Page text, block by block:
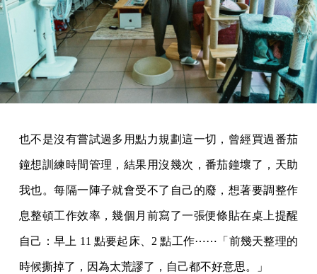
也不是沒有嘗試過多用點力規劃這一切，曾經買過番茄
鐘想訓練時間管理，結果用沒幾次，番茄鐘壞了，天助
我也。每隔一陣子就會受不了自己的廢，想著要調整作
息整頓工作效率，幾個月前寫了一張便條貼在桌上提醒
自己：早上 11 點要起床、2 點工作⋯⋯「前幾天整理的
時候撕掉了，因為太荒謬了，自己都不好意思。」